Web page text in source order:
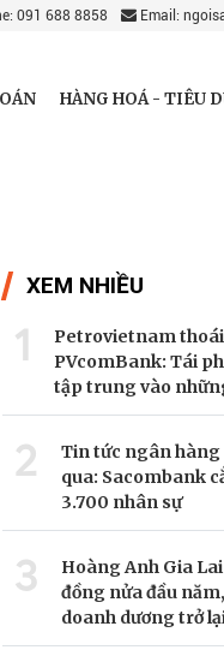
091 688 8858 Email:
HÀNG HOÁ - TIÊU
XEM NHIỀU
1
Petrovietnam
PVcomBank: Tái
tập trung vào
2
Tin tức ngân hàng
qua: Sacombank
3.700 nhân sự
3
Hoàng Anh Gia
đồng nửa đầu
doanh dương trở